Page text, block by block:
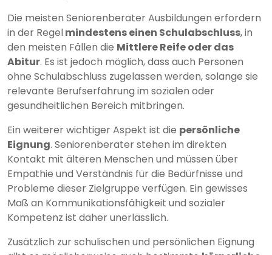
Die meisten Seniorenberater Ausbildungen erfordern
in der Regelmindestens einen Schulabschluss, in
den meisten Fällen die Mittlere Reife oder das
Abitur. Es ist jedoch möglich, dass auch Personen
ohne Schulabschluss zugelassen werden, solange sie
relevante Berufserfahrung im sozialen oder
gesundheitlichen Bereich mitbringen.
Ein weiterer wichtiger Aspekt ist die persönliche
Eignung. Seniorenberater stehen im direkten
Kontakt mit älteren Menschen und müssen über
Empathie und Verständnis für die Bedürfnisse und
Probleme dieser Zielgruppe verfügen. Ein gewisses
Maß an Kommunikationsfähigkeit und sozialer
Kompetenz ist daher unerlässlich.
Zusätzlich zur schulischen und persönlichen Eignung